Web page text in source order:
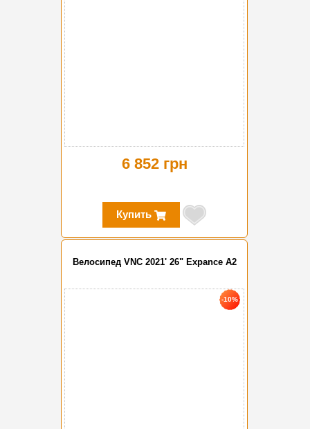
6 852 грн
Купить
Велосипед VNC 2021' 26" Expance A2
-10%